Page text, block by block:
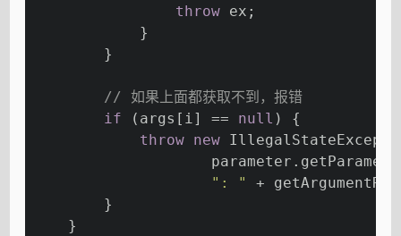
throw ex;
            }
        }
// 如果上面都获取不到，报错
if (args[i] == null ) {
throw new
": "
+
        }
    }